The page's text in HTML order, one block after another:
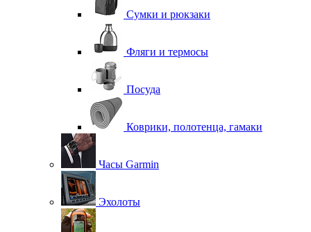
Сумки и рюкзаки
Фляги и термосы
Посуда
Коврики, полотенца, гамаки
Часы Garmin
Эхолоты